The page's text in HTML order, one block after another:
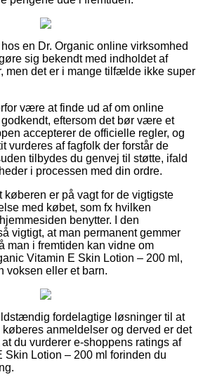
en Dr. Organic online virksomhed
sig bekendt med indholdet af
men det er i mange tilfælde ikke super
være at finde ud af om online
eftersom det bør være et
accepterer de officielle regler, og
vurderes af fagfolk der forstår de
tilbydes du genvej til støtte, ifald
i processen med din ordre.
køberen er på vagt for de vigtigste
med købet, som fx hvilken
benytter. I den
vigtigt, at man permanent gemmer
man i fremtiden kan vidne om
Vitamin E Skin Lotion – 200 ml,
voksen eller et barn.
fordelagtige løsninger til at
anmeldelser og derved er det
du vurderer e-shoppens ratings af
Skin Lotion – 200 ml forinden du